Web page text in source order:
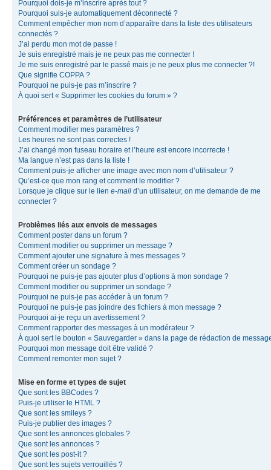
Pourquoi dois-je m’inscrire après tout ?
Pourquoi suis-je automatiquement déconnecté ?
Comment empêcher mon nom d’apparaître dans la liste des utilisateurs
connectés ?
J’ai perdu mon mot de passe !
Je suis enregistré mais je ne peux pas me connecter !
Je me suis enregistré par le passé mais je ne peux plus me connecter ?!
Que signifie COPPA ?
Pourquoi ne puis-je pas m’inscrire ?
À quoi sert « Supprimer les cookies du forum » ?
Préférences et paramètres de l’utilisateur
Comment modifier mes paramètres ?
Les heures ne sont pas correctes !
J’ai changé mon fuseau horaire et l’heure est encore incorrecte !
Ma langue n’est pas dans la liste !
Comment puis-je afficher une image avec mon nom d’utilisateur ?
Qu’est-ce que mon rang et comment le modifier ?
Lorsque je clique sur le lien e-mail d’un utilisateur, on me demande de me
connecter ?
Problèmes liés aux envois de messages
Comment poster dans un forum ?
Comment modifier ou supprimer un message ?
Comment ajouter une signature à mes messages ?
Comment créer un sondage ?
Pourquoi ne puis-je pas ajouter plus d’options à mon sondage ?
Comment modifier ou supprimer un sondage ?
Pourquoi ne puis-je pas accéder à un forum ?
Pourquoi ne puis-je pas joindre des fichiers à mon message ?
Pourquoi ai-je reçu un avertissement ?
Comment rapporter des messages à un modérateur ?
À quoi sert le bouton « Sauvegarder » dans la page de rédaction de
Pourquoi mon message doit être validé ?
Comment remonter mon sujet ?
Mise en forme et types de sujet
Que sont les BBCodes ?
Puis-je utiliser le HTML ?
Que sont les smileys ?
Puis-je publier des images ?
Que sont les annonces globales ?
Que sont les annonces ?
Que sont les post-it ?
Que sont les sujets verrouillés ?